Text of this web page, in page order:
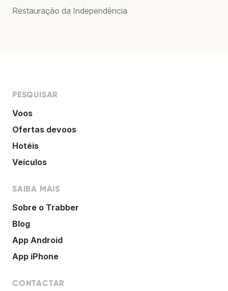
Restauração da Independência
PESQUISAR
Voos
Ofertas devoos
Hotéis
Veículos
SAIBA MAIS
Sobre o Trabber
Blog
App Android
App iPhone
CONTACTAR